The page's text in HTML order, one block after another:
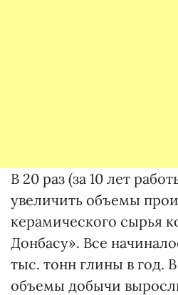
В 20 раз (за 10 лет
увеличить объемы
керамического сырья
Донбасу». Все
тыс. тонн глины в год.
объемы добычи